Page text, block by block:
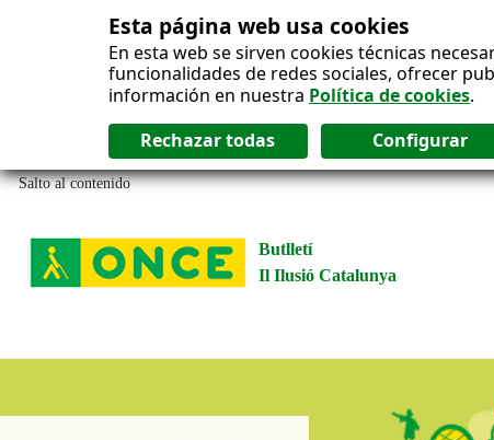
Esta página web usa cookies
En esta web se sirven cookies técnicas
funcionalidades de redes sociales, ofrecer
información en nuestra Política de cookies.
Salto al contenido
Butlletí
Il Ilusió Catalunya